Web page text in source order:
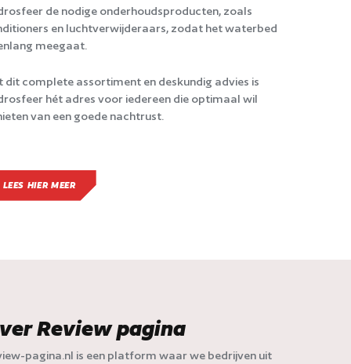
de nodige onderhoudsproducten, zoals
en luchtverwijderaars, zodat het waterbed
meegaat.
dit complete assortiment en deskundig advies is
hét adres voor iedereen die optimaal wil
van een goede nachtrust.
LEES HIER MEER
Review pagina
pagina.nl is een platform waar we bedrijven uit